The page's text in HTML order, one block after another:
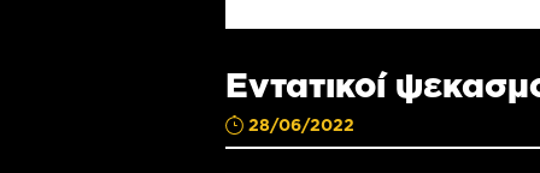
Εντατικοί
28/06/2022